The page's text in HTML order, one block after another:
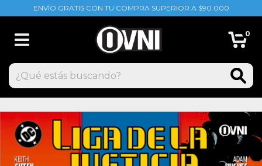
ENVÍO GRATIS CON TU COMPRA SUPERIOR A $90.000
0